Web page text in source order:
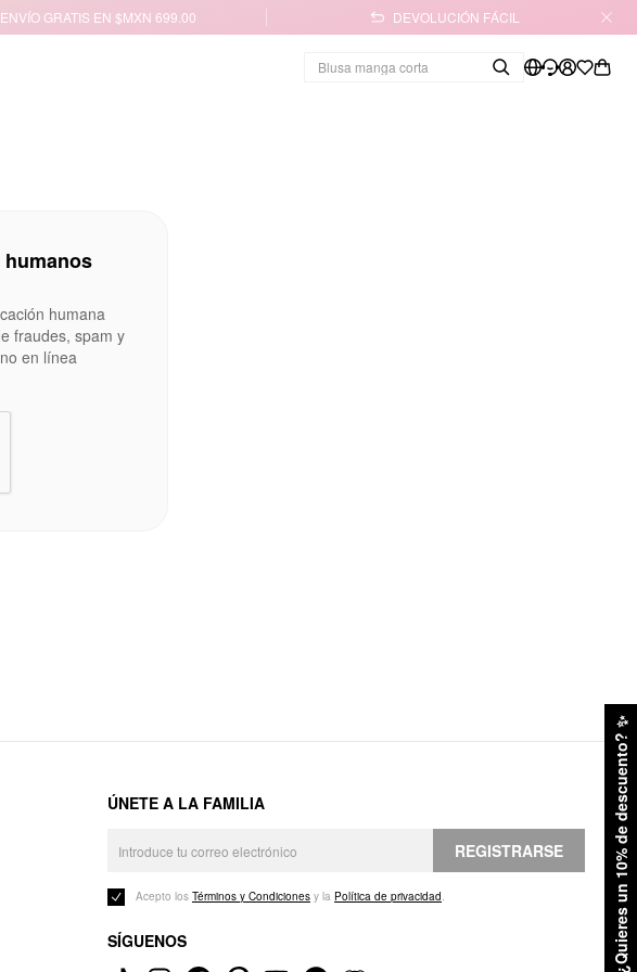
ENVÍO GRATIS EN $MXN 699.00 DEVOLUCIÓN FÁCIL
¿Quieres un 10% de descuento?
✨
humana
fraudes, spam y
en línea
ÚNETE A LA FAMILIA
REGISTRARSE
Acepto los Términos y Condiciones y la Política de privacidad.
SÍGUENOS